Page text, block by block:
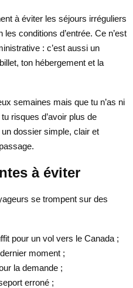
à éviter les séjours irréguliers
conditions d’entrée. Ce n’est
: c’est aussi un
ton hébergement et la
semaines mais que tu n’as ni
risques d’avoir plus de
un dossier simple, clair et
à éviter
se trompent sur des
pour un vol vers le Canada ;
moment ;
la demande ;
erroné ;